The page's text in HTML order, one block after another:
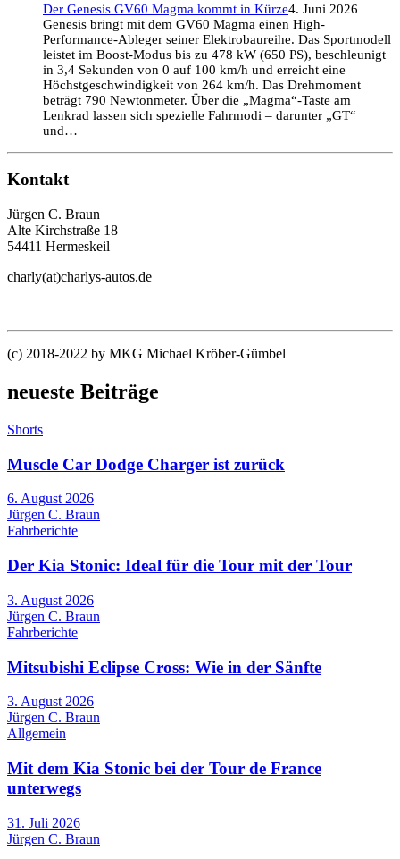
Der Genesis GV60 Magma kommt in Kürze4. Juni 2026
Genesis bringt mit dem GV60 Magma einen High-
Performance-Ableger seiner Elektrobaureihe. Das Sportmodell
leistet im Boost-Modus bis zu 478 kW (650 PS), beschleunigt
in 3,4 Sekunden von 0 auf 100 km/h und erreicht eine
Höchstgeschwindigkeit von 264 km/h. Das Drehmoment
beträgt 790 Newtonmeter. Über die „Magma“-Taste am
Lenkrad lassen sich spezielle Fahrmodi – darunter „GT“
und…
Kontakt
Jürgen C. Braun
Alte Kirchstraße 18
54411 Hermeskeil
charly(at)charlys-autos.de
(c) 2018-2022 by MKG Michael Kröber-Gümbel
neueste Beiträge
Shorts
Muscle Car Dodge Charger ist zurück
6. August 2026
Jürgen C. Braun
Fahrberichte
Der Kia Stonic: Ideal für die Tour mit der Tour
3. August 2026
Jürgen C. Braun
Fahrberichte
Mitsubishi Eclipse Cross: Wie in der Sänfte
3. August 2026
Jürgen C. Braun
Allgemein
Mit dem Kia Stonic bei der Tour de France
unterwegs
31. Juli 2026
Jürgen C. Braun